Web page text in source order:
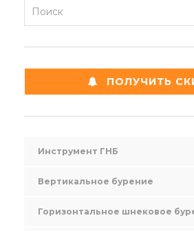
ПОЛУЧИТЬ
Инструмент ГНБ
Вертикальное бурение
Горизонтальное шнековое